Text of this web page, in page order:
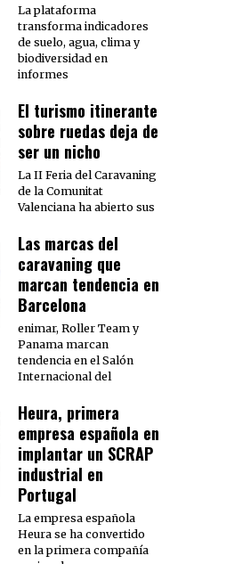
La plataforma
transforma indicadores
de suelo, agua, clima y
biodiversidad en
informes
El turismo itinerante
sobre ruedas deja de
ser un nicho
La II Feria del Caravaning
de la Comunitat
Valenciana ha abierto sus
Las marcas del
caravaning que
marcan tendencia en
Barcelona
enimar, Roller Team y
Panama marcan
tendencia en el Salón
Internacional del
Heura, primera
empresa española en
implantar un SCRAP
industrial en
Portugal
La empresa española
Heura se ha convertido
en la primera compañía